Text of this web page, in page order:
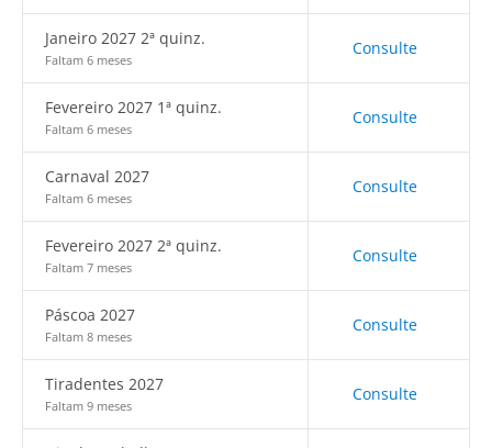
Janeiro 2027 2ª quinz.
Faltam 6 meses
Consulte
Fevereiro 2027 1ª quinz.
Faltam 6 meses
Consulte
Carnaval 2027
Faltam 6 meses
Consulte
Fevereiro 2027 2ª quinz.
Faltam 7 meses
Consulte
Páscoa 2027
Faltam 8 meses
Consulte
Tiradentes 2027
Faltam 9 meses
Consulte